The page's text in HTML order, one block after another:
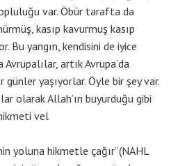
var. Öbür tarafta da
kasıp kavurmuş kasıp
Bu yangın, kendisini de iyice
artık Avrupa’da
günler yaşıyorlar. Öyle bir şey var.
olarak Allah’ın buyurduğu gibi
vel
yoluna hikmetle çağır”(NAHL